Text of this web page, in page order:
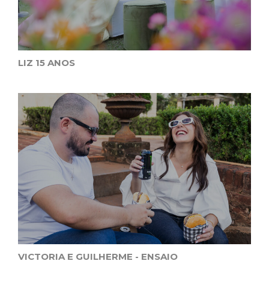
LIZ 15 ANOS
VICTORIA E GUILHERME - ENSAIO